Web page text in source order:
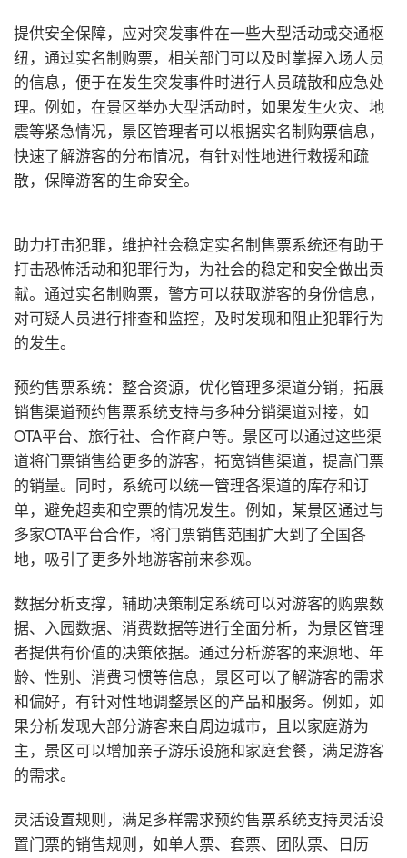
提供安全保障，应对突发事件在一些大型活动或交通枢
纽，通过实名制购票，相关部门可以及时掌握入场人员
的信息，便于在发生突发事件时进行人员疏散和应急处
理。例如，在景区举办大型活动时，如果发生火灾、地
震等紧急情况，景区管理者可以根据实名制购票信息，
快速了解游客的分布情况，有针对性地进行救援和疏
散，保障游客的生命安全。
助力打击犯罪，维护社会稳定实名制售票系统还有助于
打击恐怖活动和犯罪行为，为社会的稳定和安全做出贡
献。通过实名制购票，警方可以获取游客的身份信息，
对可疑人员进行排查和监控，及时发现和阻止犯罪行为
的发生。
预约售票系统：整合资源，优化管理多渠道分销，拓展
销售渠道预约售票系统支持与多种分销渠道对接，如
OTA平台、旅行社、合作商户等。景区可以通过这些渠
道将门票销售给更多的游客，拓宽销售渠道，提高门票
的销量。同时，系统可以统一管理各渠道的库存和订
单，避免超卖和空票的情况发生。例如，某景区通过与
多家OTA平台合作，将门票销售范围扩大到了全国各
地，吸引了更多外地游客前来参观。
数据分析支撑，辅助决策制定系统可以对游客的购票数
据、入园数据、消费数据等进行全面分析，为景区管理
者提供有价值的决策依据。通过分析游客的来源地、年
龄、性别、消费习惯等信息，景区可以了解游客的需求
和偏好，有针对性地调整景区的产品和服务。例如，如
果分析发现大部分游客来自周边城市，且以家庭游为
主，景区可以增加亲子游乐设施和家庭套餐，满足游客
的需求。
灵活设置规则，满足多样需求预约售票系统支持灵活设
置门票的销售规则，如单人票、套票、团队票、日历